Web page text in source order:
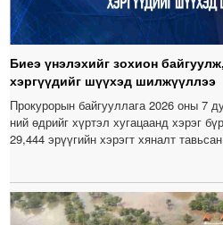
Биеэ үнэлэхийг зохион
хэргүүдийг шүүхэд шилжүүллээ
Прокурорын байгууллага 2026 оны 7
ний өдрийг хүртэл хугацаанд хэрэг
29,444 эрүүгийн хэрэгт хяналт